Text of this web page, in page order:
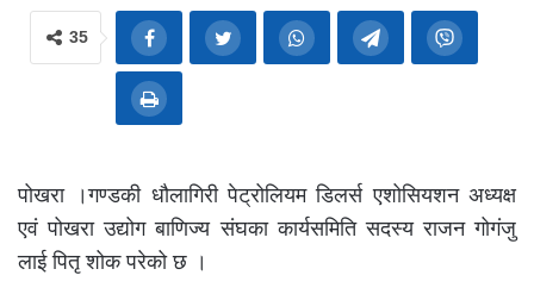
35
पोखरा ।गण्डकी धौलागिरी पेट्रोलियम डिलर्स एशोसियशन अध्यक्ष
एवं पोखरा उद्योग बाणिज्य संघका कार्यसमिति सदस्य राजन गोगंजु
लाई पितृ शोक परेको छ ।